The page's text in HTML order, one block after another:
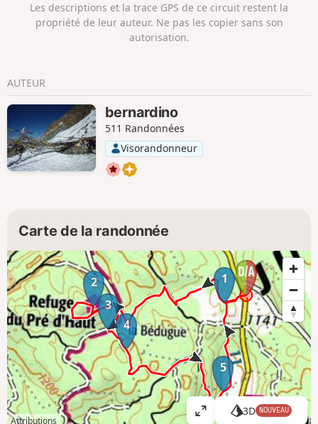
Les descriptions et la trace GPS de ce circuit restent la
propriété de leur auteur. Ne pas les copier sans son
autorisation.
AUTEUR
bernardino
511 Randonnées
Visorandonneur
Carte de la randonnée
1
2
3
4
5
Attributions
A
3D NOUVEAU